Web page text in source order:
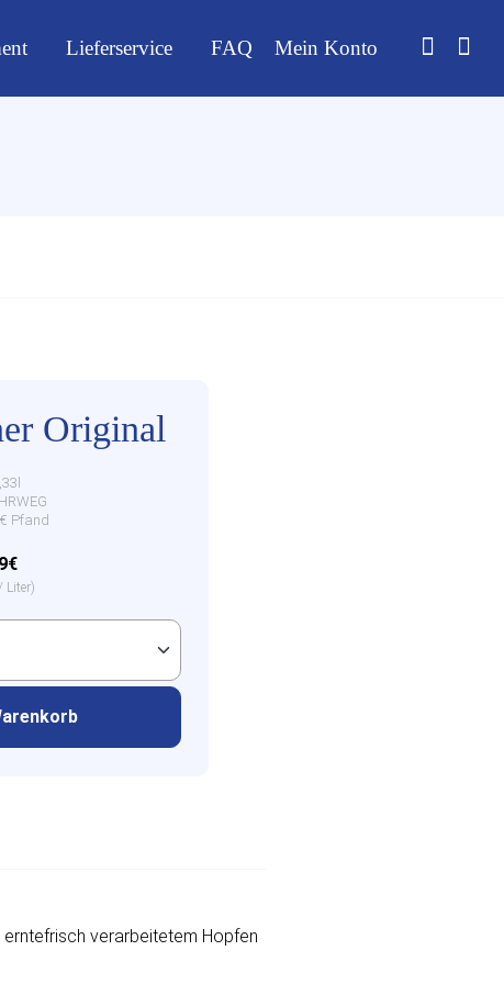
Lieferservice FAQ Mein Konto
Original
Pfand
Liter)
erntefrisch verarbeitetem Hopfen